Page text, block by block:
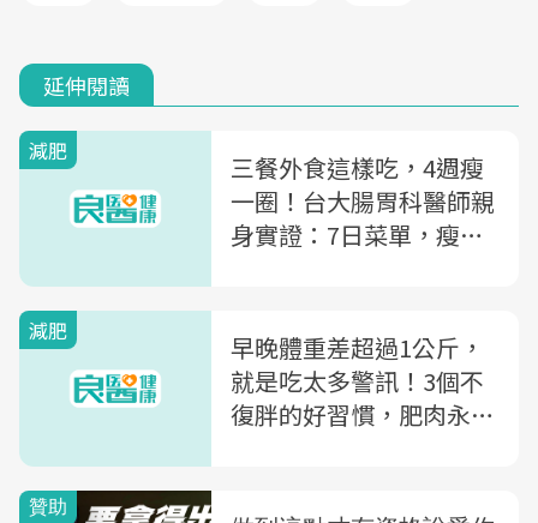
延伸閱讀
減肥
三餐外食這樣吃，4週瘦
一圈！台大腸胃科醫師親
身實證：7日菜單，瘦肚
減肥
早晚體重差超過1公斤，
就是吃太多警訊！3個不
復胖的好習慣，肥肉永遠